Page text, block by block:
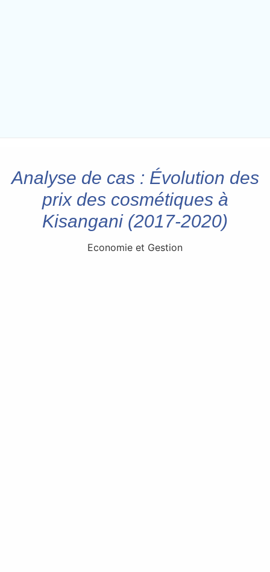
Analyse de cas : Évolution des
prix des cosmétiques à
Kisangani (2017-2020)
Economie et Gestion